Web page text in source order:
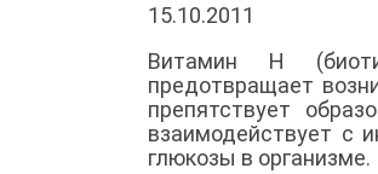
15.10.2011
Витамин Н
предотвращает
препятствует
взаимодействует с
глюкозы в организме.